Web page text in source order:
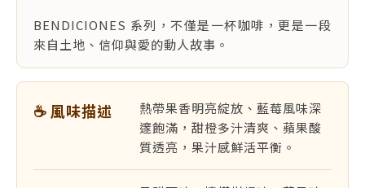
BENDICIONES 系列，不僅是一杯咖啡，更是一段
來自土地、信仰與愛的動人故事。
☕ 風味描述
熱帶果香明亮綻放、藍莓風味深
邃飽滿，甜橙多汁清爽、蘋果酸
質透亮，果汁感鮮活平衡。